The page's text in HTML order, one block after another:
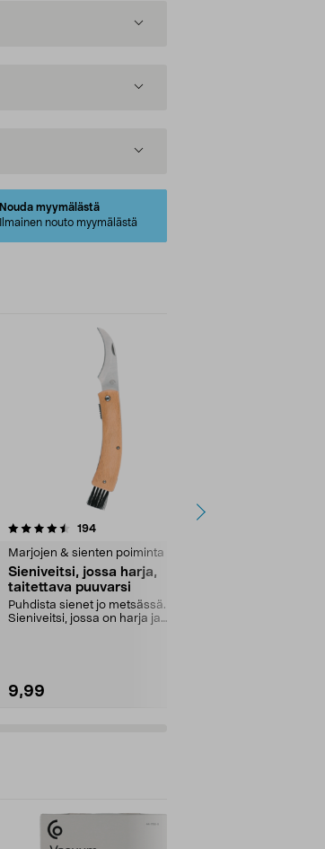
Nouda myymälästä
Ilmainen nouto myymälästä
194arvostelut
Marjojen & sienten poiminta
Sieniveitsi, jossa harja,
taitettava puuvarsi
Puhdista sienet jo metsässä.
Sieniveitsi, jossa on harja ja
9,99
4.0 viidestä